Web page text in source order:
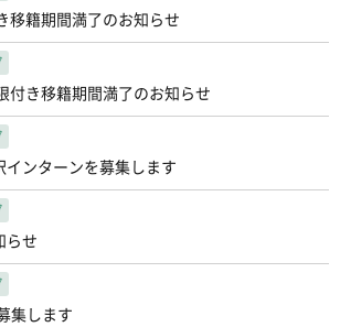
移籍期間満了のお知らせ
付き移籍期間満了のお知らせ
ンターンを募集します
らせ
集します